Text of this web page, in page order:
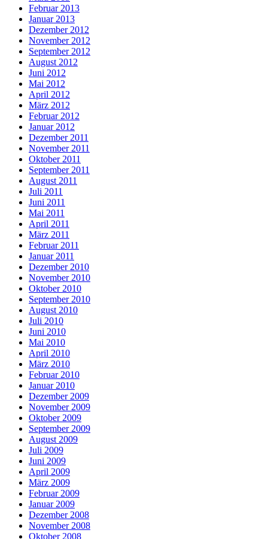
Februar 2013
Januar 2013
Dezember 2012
November 2012
September 2012
August 2012
Juni 2012
Mai 2012
April 2012
März 2012
Februar 2012
Januar 2012
Dezember 2011
November 2011
Oktober 2011
September 2011
August 2011
Juli 2011
Juni 2011
Mai 2011
April 2011
März 2011
Februar 2011
Januar 2011
Dezember 2010
November 2010
Oktober 2010
September 2010
August 2010
Juli 2010
Juni 2010
Mai 2010
April 2010
März 2010
Februar 2010
Januar 2010
Dezember 2009
November 2009
Oktober 2009
September 2009
August 2009
Juli 2009
Juni 2009
April 2009
März 2009
Februar 2009
Januar 2009
Dezember 2008
November 2008
Oktober 2008